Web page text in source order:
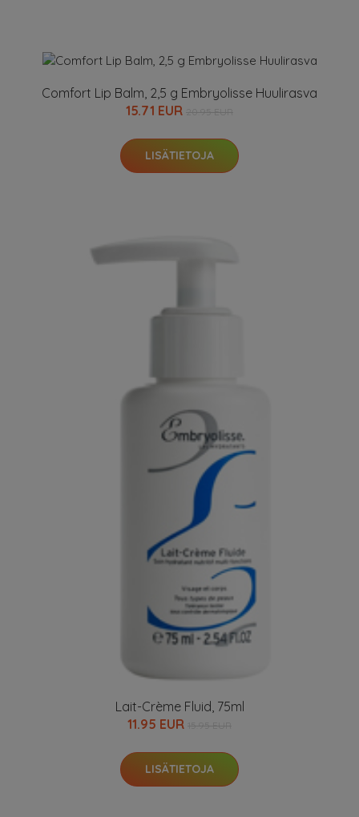
Comfort Lip Balm, 2,5 g Embryolisse Huulirasva
15.71 EUR
LISÄTIETOJA
Lait-Crème Fluid, 75ml
11.95 EUR
LISÄTIETOJA